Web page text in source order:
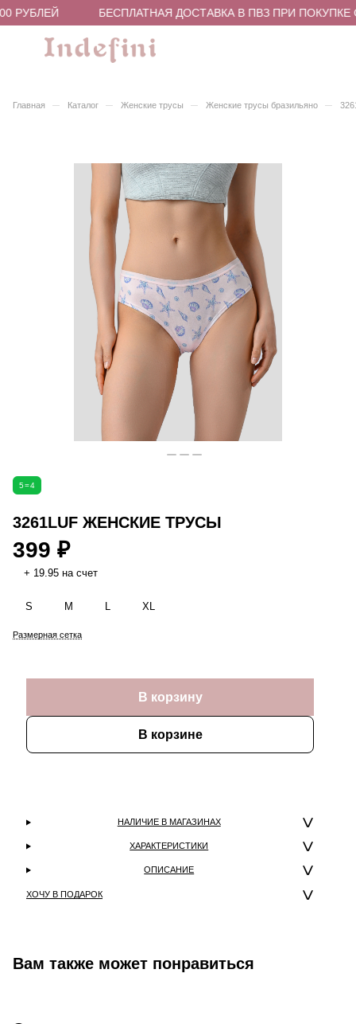
РУБЛЕЙ БЕСПЛАТНАЯ ДОСТАВКА В ПВЗ ПРИ ПОКУПКЕ
Главная – Каталог – Женские трусы – Женские трусы бразильяно –
5=4
3261LUF ЖЕНСКИЕ ТРУСЫ
399 ₽
+ 19.95 на счет
S M L XL
Размерная сетка
В корзину
В корзине
НАЛИЧИЕ В МАГАЗИНАХ
ХАРАКТЕРИСТИКИ
ОПИСАНИЕ
ХОЧУ В ПОДАРОК
Вам также может понравиться